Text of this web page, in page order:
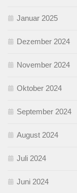
Januar 2025
Dezember 2024
November 2024
Oktober 2024
September 2024
August 2024
Juli 2024
Juni 2024